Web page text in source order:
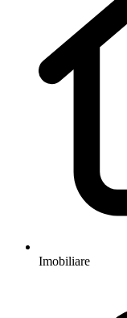
Imobiliare